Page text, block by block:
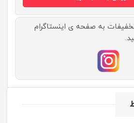
تخفیفات به صفحه ی اینستاگرام